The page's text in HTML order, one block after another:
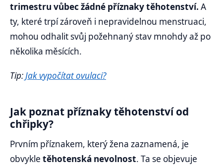
trimestru vůbec žádné příznaky těhotenství. A
ty, které trpí zároveň i nepravidelnou menstruaci,
mohou odhalit svůj požehnaný stav mnohdy až po
několika měsících.
Tip:Jak vypočítat ovulaci?
Jak poznat příznaky těhotenství od
chřipky?
Prvním příznakem, který žena zaznamená, je
obvykle těhotenská nevolnost. Ta se objevuje